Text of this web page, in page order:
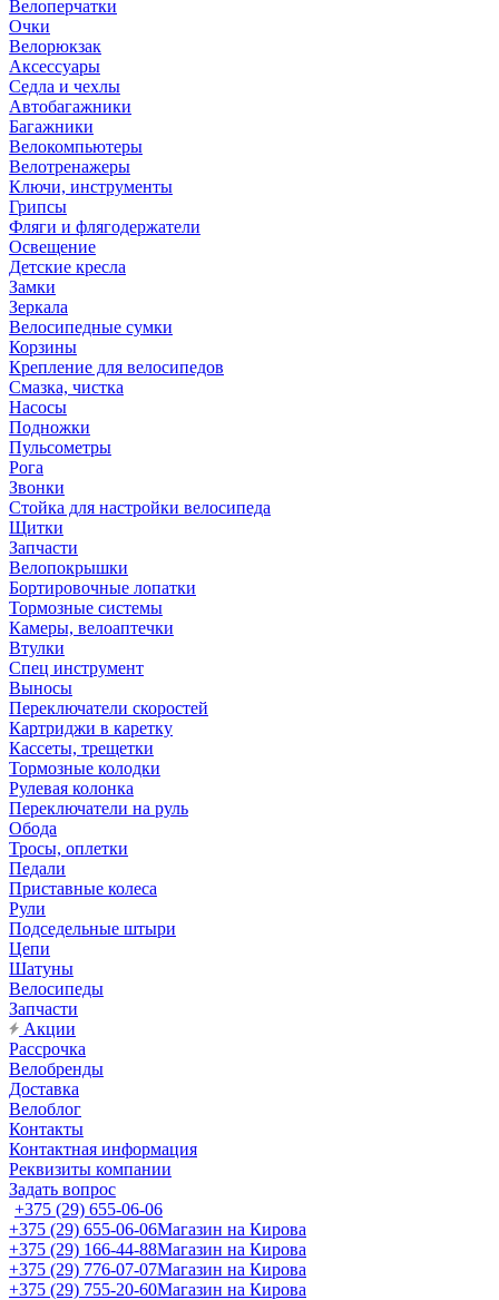
Велоперчатки
Очки
Велорюкзак
Аксессуары
Седла и чехлы
Автобагажники
Багажники
Велокомпьютеры
Велотренажеры
Ключи, инструменты
Грипсы
Фляги и флягодержатели
Освещение
Детские кресла
Замки
Зеркала
Велосипедные сумки
Корзины
Крепление для велосипедов
Смазка, чистка
Насосы
Подножки
Пульсометры
Рога
Звонки
Стойка для настройки велосипеда
Щитки
Запчасти
Велопокрышки
Бортировочные лопатки
Тормозные системы
Камеры, велоаптечки
Втулки
Спец инструмент
Выносы
Переключатели скоростей
Картриджи в каретку
Кассеты, трещетки
Тормозные колодки
Рулевая колонка
Переключатели на руль
Обода
Тросы, оплетки
Педали
Приставные колеса
Рули
Подседельные штыри
Цепи
Шатуны
Велосипеды
Запчасти
Акции
Рассрочка
Велобренды
Доставка
Велоблог
Контакты
Контактная информация
Реквизиты компании
Задать вопрос
+375 (29) 655-06-06
+375 (29) 655-06-06Магазин на Кирова
+375 (29) 166-44-88Магазин на Кирова
+375 (29) 776-07-07Магазин на Кирова
+375 (29) 755-20-60Магазин на Кирова